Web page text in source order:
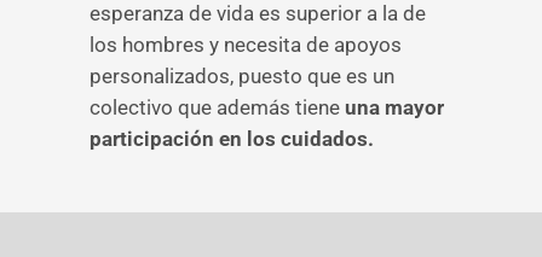
esperanza de vida es superior a la de
los hombres y necesita de apoyos
personalizados, puesto que es un
colectivo que además tiene una mayor
participación en los cuidados.